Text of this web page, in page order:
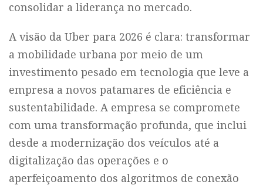
consolidar a liderança no mercado.
A visão da Uber para 2026 é clara: transformar
a mobilidade urbana por meio de um
investimento pesado em tecnologia que leve a
empresa a novos patamares de eficiência e
sustentabilidade. A empresa se compromete
com uma transformação profunda, que inclui
desde a modernização dos veículos até a
digitalização das operações e o
aperfeiçoamento dos algoritmos de conexão